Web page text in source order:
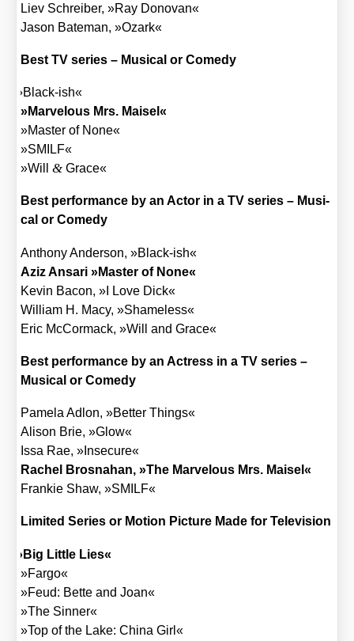
Liev Schrei­ber, »Ray Dono­van«
Jason Bate­man, »Ozark«
Best TV series – Musi­cal or Come­dy
»Black-ish«
»Mar­ve­lous Mrs. Mais­el«
»Mas­ter of None«
»SMILF«
»Will& Grace«
Best per­for­mance by an Actor in a TV series – Musi­
cal or Come­dy
Antho­ny Ander­son, »Black-ish«
Aziz Ansa­ri »Mas­ter of None«
Kevin Bacon, »I Love Dick«
Wil­liam H. Macy, »Shame­l­ess«
Eric McCormack, »Will and Grace«
Best per­for­mance by an Actress in a TV series –
Musi­cal or Come­dy
Pame­la Adlon, »Bet­ter Things«
Ali­son Brie, »Glow«
Issa Rae, »Inse­cu­re«
Rachel Bros­na­han, »The Mar­ve­lous Mrs. Mais­el«
Fran­kie Shaw, »SMILF«
Limi­t­ed Series or Moti­on Pic­tu­re Made for Tele­vi­si­on
»Big Litt­le Lies«
»Far­go«
»Feud: Bet­te and Joan«
»The Sin­ner«
»Top of the Lake: Chi­na Girl«